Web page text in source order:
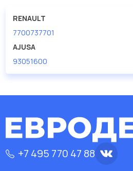
RENAULT
7700737701
AJUSA
93051600
+7 495 770 47 88